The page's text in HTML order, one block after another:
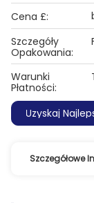
Cena £:
Szczegóły
Opakowania:
Warunki
Płatności:
Uzyskaj
Szczegółowe